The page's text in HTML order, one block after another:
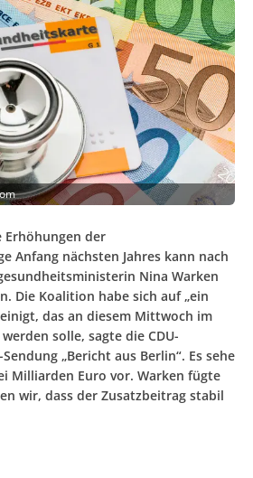
Erhöhungen der
Anfang nächsten Jahres kann nach
Nina Warken
Die Koalition habe sich auf „ein
das an diesem Mittwoch im
solle, sagte die CDU-
„Bericht aus Berlin“. Es sehe
Milliarden Euro vor. Warken fügte
wir, dass der Zusatzbeitrag stabil